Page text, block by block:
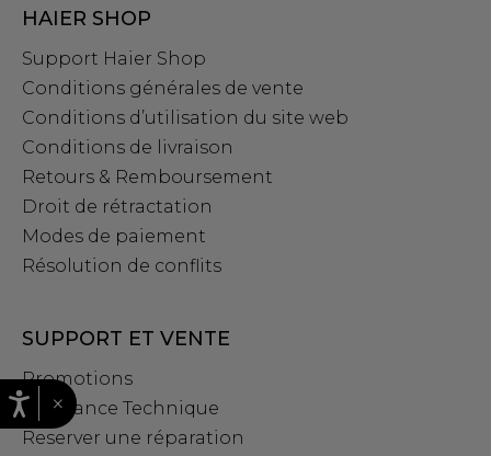
HAIER SHOP
Support Haier Shop
Conditions générales de vente
Conditions d’utilisation du site web
Conditions de livraison
Retours & Remboursement
Droit de rétractation
Modes de paiement
Résolution de conflits
SUPPORT ET VENTE
Promotions
Assistance Technique
Reserver une réparation
×